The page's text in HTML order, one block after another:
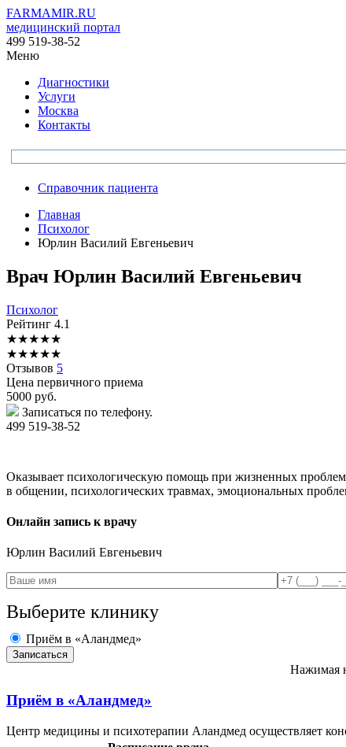
FARMAMIR.RU
медицинский портал
499 519-38-52
Меню
Диагностики
Услуги
Москва
Контакты
Справочник пациента
Главная
Психолог
Юрлин Василий Евгеньевич
Врач Юрлин Василий Евгеньевич
Психолог
Рейтинг 4.1
★★★★★
★★★★★
Отзывов 5
Цена первичного приема
5000 руб.
Записаться по телефону.
499 519-38-52
Оказывает психологическую помощь при жизненных
в общении, психологических травмах, эмоциональных
Онлайн запись к врачу
Юрлин Василий Евгеньевич
Выберите клинику
Приём в «Аландмед»
Нажимая
Приём в «Аландмед»
Центр медицины и психотерапии Аландмед осуществляет